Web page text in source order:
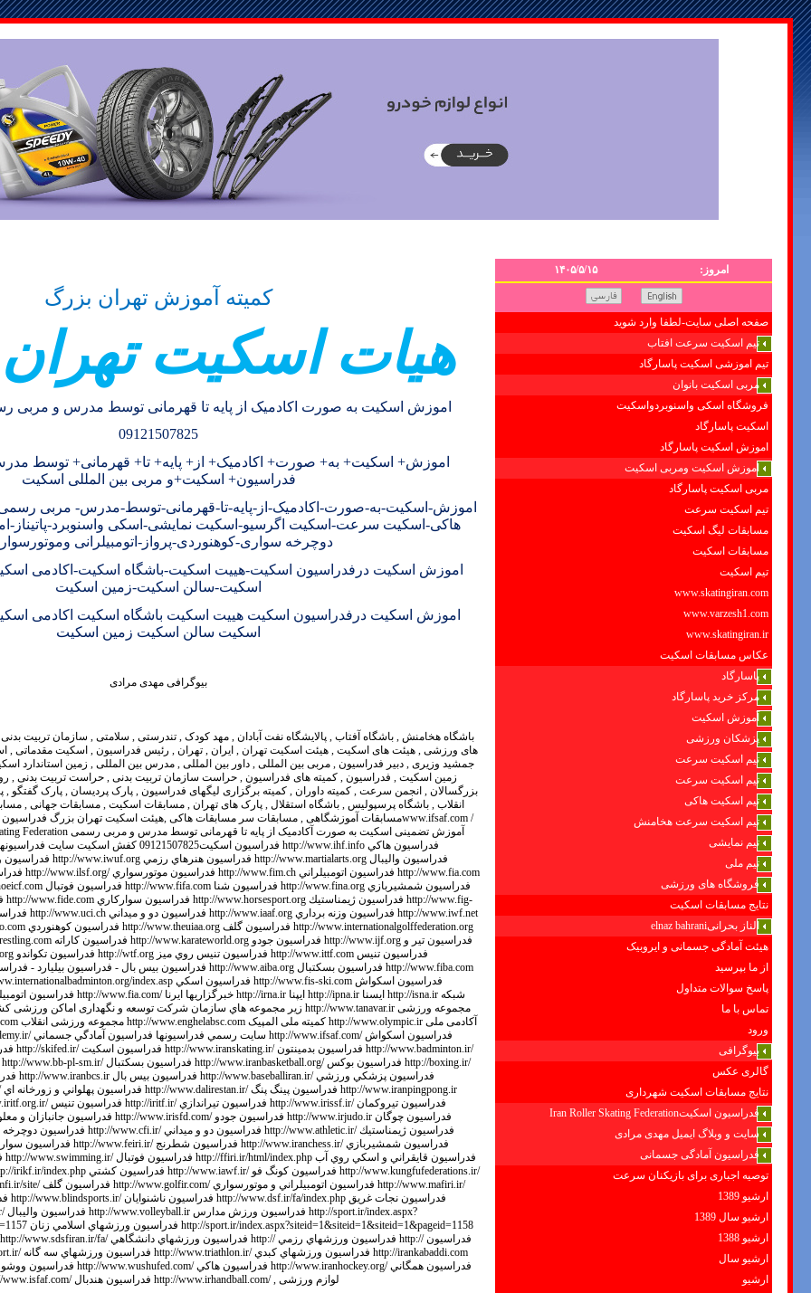
امروز: ۱۴۰۵/۵/۱۵
صفحه اصلی سایت-لطفا وارد شوید
تیم اسکیت سرعت افتاب
تیم اموزشی اسکیت پاسارگاد
مربی اسکیت بانوان
فروشگاه اسکی واسنوبردواسکیت
اسکیت پاسارگاد
اموزش اسکیت پاسارگاد
اموزش اسکیت ومربی اسکیت
مربی اسکیت پاسارگاد
تیم اسکیت سرعت
مسابقات لیگ اسکیت
مسابقات اسکیت
تیم اسکیت
www.skatingiran.com
www.varzesh1.com
www.skatingiran.ir
عکاس مسابقات اسکیت
پاسارگاد
مرکز خرید پاسارگاد
آموزش اسکیت
پزشکان ورزشی
تیم اسکیت سرعت
تیم اسکیت سرعت
تیم اسکیت هاکی
تیم اسکیت سرعت هخامنش
تیم نمایشی
تیم ملی
فروشگاه های ورزشی
نتایج مسابقات اسکیت
الناز بحرانیelnaz bahrani
هیئت آمادگی جسمانی و ایروبیک
از ما بپرسید
پاسخ سوالات متداول
تماس با ما
ورود
بیوگرافی
گالری عکس
نتایج مسابقات اسکیت شهرداری
فدراسیون اسکیتIran Roller Skating Federation
سایت و وبلاگ ایمیل مهدی مرادی
فدراسیون آمادگی جسمانی
توصیه اجباری برای بازیکنان سرعت
ارشیو 1389
ارشیو سال 1389
ارشیو 1388
ارشیو سال
ارشیو
کمیته آموزش تهران بزرگ
هيات اسکيت
اموزش اسکیت به صورت اکادمیک از پایه تا قهرمانی توسط مدرس و مربی
09121507825
اموزش+ اسکیت+ به+ صورت+ اکادمیک+ از+ پایه+ تا+ قهرمانی+ توسط
فدراسیون+ اسکیت+و مربی بین المللی اسکیت
اموزش-اسکیت-به-صورت-اکادمیک-از-پایه-تا-قهرمانی-توسط-مدرس- مربی
هاکی-اسکیت سرعت-اسکیت اگرسیو-اسکیت نمایشی-اسکی واسنوبرد-پاتیناز-
دوچرخه سواری-کوهنوردی-پرواز-اتومبیلرانی
اموزش اسکیت درفدراسیون اسکیت-هییت اسکیت-باشگاه اسکیت-اکادمی
اسکیت-سالن اسکیت-زمین اسکیت
اموزش اسکیت درفدراسیون اسکیت هییت اسکیت باشگاه اسکیت اکادمی
اسکیت سالن اسکیت زمین اسکیت
بیوگرافی مهدی مرادی